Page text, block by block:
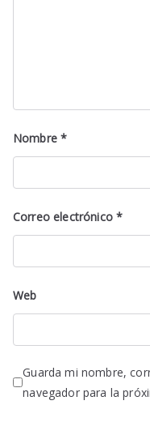
Nombre*
Correo electrónico*
Web
Guarda mi nombre,
navegador para la